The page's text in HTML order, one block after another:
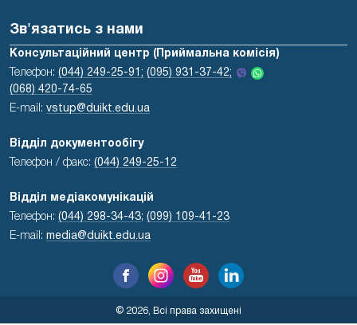
Зв'язатись з нами
Консультаційний центр (Приймальна комісія)
Телефон: (044) 249-25-91; (095) 931-37-42;
(068) 420-74-65
E-mail: vstup@duikt.edu.ua
Відділ документообігу
Телефон / факс: (044) 249-25-12
Відділ медіакомунікацій
Телефон: (044) 298-34-43; (099) 109-41-23
E-mail: media@duikt.edu.ua
© 2026, Всі права захищені